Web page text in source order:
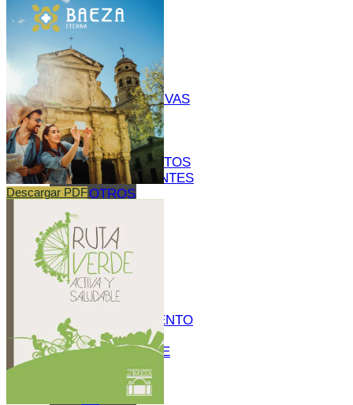
TURISMO
EN
BAEZA
REDES
COLABORATIVAS
BAEZA
ORGANIZA
TU VISITA
ALOJAMIENTOS
RESTAURANTES
OTROS
TURÍSTICOS
PLANOS
CÓMO
LLEGAR
A
BAEZA
APARCAMIENTO
Y
TRANSPORTE
PÚBLICO
OFICINA
Descargar PDF